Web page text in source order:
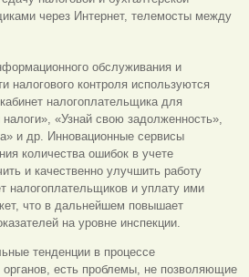
через Интернет, телемосты между
обслуживания и
налогового контроля используются
налогоплательщика для
«Узнай свою задолженность»,
и др. Инновационные сервисы
количества ошибок в учете
и качественно улучшить работу
налогоплательщиков и уплату ими
что в дальнейшем повышает
на уровне инспекции.
тенденции в процессе
есть проблемы, не позволяющие